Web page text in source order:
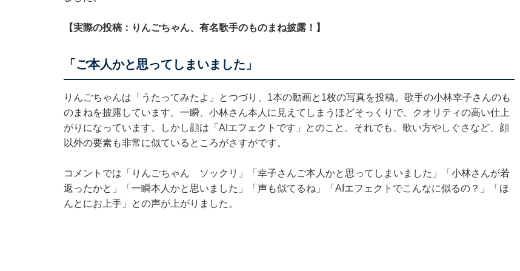
【実際の投稿：りんごちゃん、有名歌手のものまね披露！】
「ご本人かと思ってしまいました」
りんごちゃんは「うたってみたよ」とつづり、1本の動画と1枚の写真を投稿。歌手の小林幸子さんのも
のまねを披露しています。一瞬、小林さん本人に見えてしまうほどそっくりで、クオリティの高い仕上
がりになっています。しかし顔は「AIエフェクトです」とのこと。それでも、歌い方やしぐさなど、顔
以外の要素も非常に似ているところがさすがです。
コメントでは「りんごちゃん ソックリ」「幸子さんご本人かと思ってしまいました」「小林さんが若
返ったかと」「一瞬本人かと思いました」「声も似てるね」「AIエフェクトでこんなに似るの？」「ほ
んとにお上手」との声が上がりました。